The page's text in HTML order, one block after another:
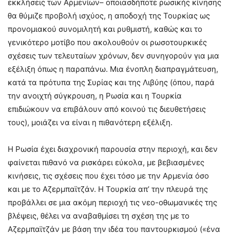
εκκλήσεις των Αρμενίων– οποιασδήποτε ρωσικής κίνησης
θα θύμιζε προβολή ισχύος, η αποδοχή της Τουρκίας ως
προνομιακού συνομιλητή και ρυθμιστή, καθώς και το
γενικότερο μοτίβο που ακολουθούν οι ρωσοτουρκικές
σχέσεις των τελευταίων χρόνων, δεν συνηγορούν για μια
εξέλιξη όπως η παραπάνω. Μια ένοπλη διαπραγμάτευση,
κατά τα πρότυπα της Συρίας και της Λιβύης (όπου, παρά
την ανοιχτή σύγκρουση, η Ρωσία και η Τουρκία
επιδιώκουν να επιβάλουν από κοινού τις διευθετήσεις
τους), μοιάζει να είναι η πιθανότερη εξέλιξη.
Η Ρωσία έχει διαχρονική παρουσία στην περιοχή, και δεν
φαίνεται πιθανό να ρισκάρει εύκολα, με βεβιασμένες
κινήσεις, τις σχέσεις που έχει τόσο με την Αρμενία όσο
και με το Αζερμπαϊτζάν. Η Τουρκία απ’ την πλευρά της
προβάλλει σε μια ακόμη περιοχή τις νεο-οθωμανικές της
βλέψεις, θέλει να αναβαθμίσει τη σχέση της με το
Αζερμπαϊτζάν με βάση την ιδέα του παντουρκισμού («ένα